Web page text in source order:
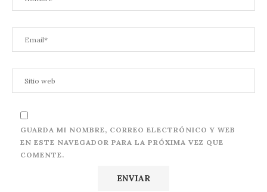
GUARDA MI NOMBRE, CORREO ELECTRÓNICO Y WEB
EN ESTE NAVEGADOR PARA LA PRÓXIMA VEZ QUE
COMENTE.